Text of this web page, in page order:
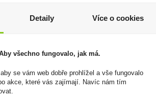
Detaily Více o cookies
všechno fungovalo, jak má.
se vám web dobře prohlížel a vše fungovalo
akce, které vás zajímají. Navíc nám tím